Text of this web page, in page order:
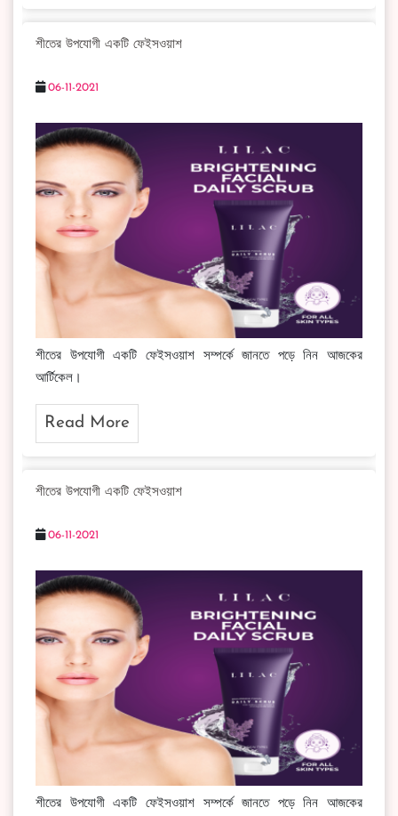
শীতের উপযোগী একটি ফেইসওয়াশ
06-11-2021
শীতের উপযোগী একটি ফেইসওয়াশ সম্পর্কে জানতে পড়ে নিন আজকের
আর্টিকেল।
Read More
শীতের উপযোগী একটি ফেইসওয়াশ
06-11-2021
শীতের উপযোগী একটি ফেইসওয়াশ সম্পর্কে জানতে পড়ে নিন আজকের